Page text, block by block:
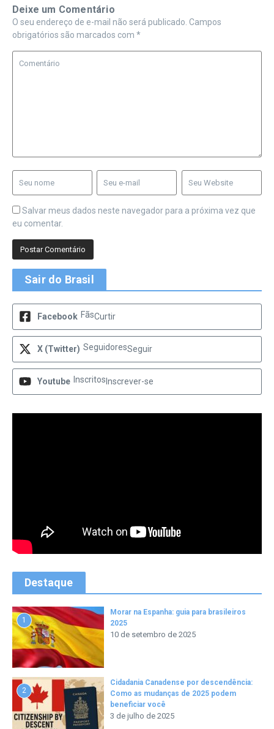
Deixe um Comentário
O seu endereço de e-mail não será publicado. Campos
obrigatórios são marcados com *
Salvar meus dados neste navegador para a próxima vez que
eu comentar.
Sair do Brasil
Facebook FãsCurtir
X (Twitter) SeguidoresSeguir
Youtube Inscritos Inscrever-se
Destaque
1
Morar na Espanha: guia para brasileiros
2025
10 de setembro de 2025
2
Cidadania Canadense por descendência:
Como as mudanças de 2025 podem
beneficiar você
3 de julho de 2025